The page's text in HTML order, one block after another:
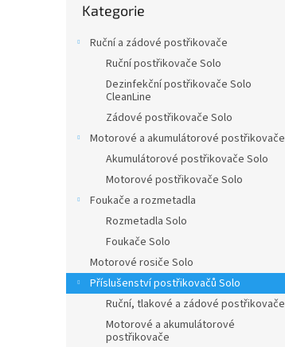
kategorie
Kategorie
Ruční a zádové postřikovače
Ruční postřikovače Solo
Dezinfekční postřikovače Solo
CleanLine
Zádové postřikovače Solo
Motorové a akumulátorové postřikovače
Akumulátorové postřikovače Solo
Motorové postřikovače Solo
Foukače a rozmetadla
Rozmetadla Solo
Foukače Solo
Motorové rosiče Solo
Příslušenství postřikovačů Solo
Ruční, tlakové a zádové postřikovače
Motorové a akumulátorové
postřikovače